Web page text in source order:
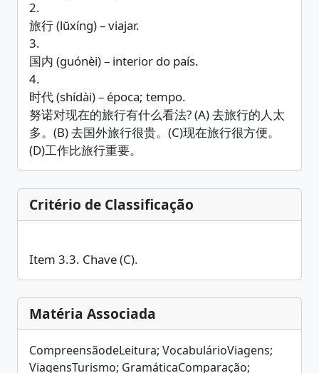
2.
旅行 (lŭxíng) – viajar.
3.
国内 (guónèi) – interior do país.
4.
时代 (shídài) – época; tempo.
努诺对现在的旅行有什么看法? (A) 去旅行的人太
多。(B) 去国外旅行很贵。(C)现在旅行很方便。
(D)工作比旅行重要。
Critério de Classificação
Item 3.3. Chave (C).
Matéria Associada
CompreensãodeLeitura; VocabulárioViagens;
ViagensTurismo; GramáticaComparação;